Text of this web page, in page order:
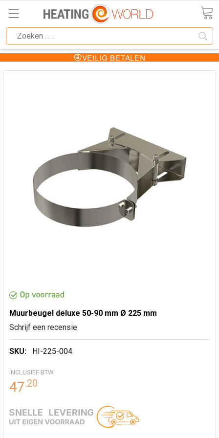
VEILIG BETALEN
Muurbeugel deluxe 50-90 mm Ø 225 mm
Schrijf een recensie
SKU: HI-225-004
INCLUSIEF BTW
47.20